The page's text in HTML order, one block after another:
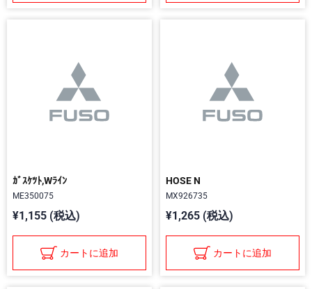
ｶﾞｽｹﾂﾄ,Wﾗｲﾝ
ME350075
¥1,155 (税込)
カートに追加
HOSE N
MX926735
¥1,265 (税込)
カートに追加